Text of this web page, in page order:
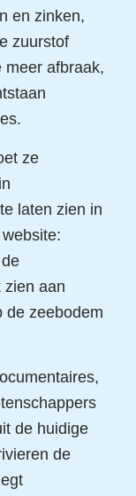
en zinken,
zuurstof
meer afbraak,
ze
laten zien in
zien aan
de zeebodem
de huidige
de